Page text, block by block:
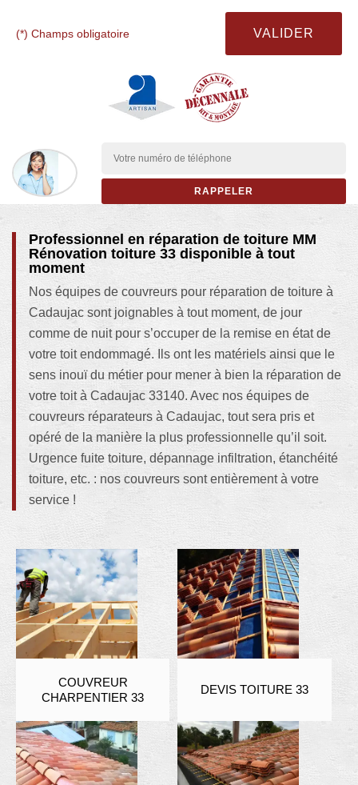
(*) Champs obligatoire
Professionnel en réparation de toiture MM
Rénovation toiture 33 disponible à tout
moment
Nos équipes de couvreurs pour réparation de toiture à
Cadaujac sont joignables à tout moment, de jour
comme de nuit pour s’occuper de la remise en état de
votre toit endommagé. Ils ont les matériels ainsi que le
sens inouï du métier pour mener à bien la réparation de
votre toit à Cadaujac 33140. Avec nos équipes de
couvreurs réparateurs à Cadaujac, tout sera pris et
opéré de la manière la plus professionnelle qu’il soit.
Urgence fuite toiture, dépannage infiltration, étanchéité
toiture, etc. : nos couvreurs sont entièrement à votre
service !
COUVREUR
CHARPENTIER 33
DEVIS TOITURE 33